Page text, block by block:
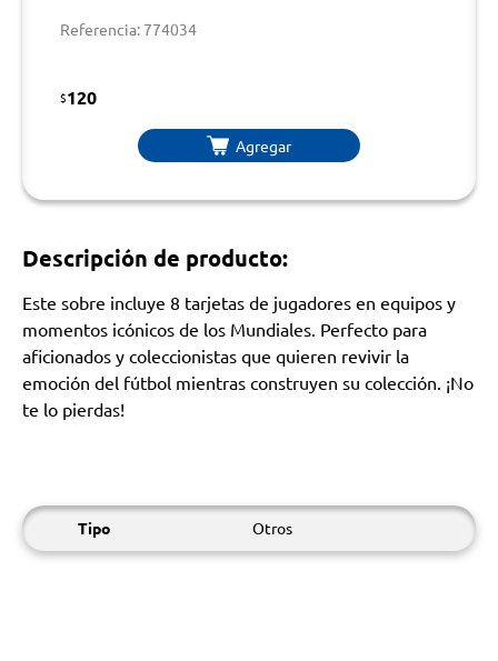
Referencia: 774034
$120
Agregar
Descripción de producto:
Este sobre incluye 8 tarjetas de jugadores en equipos y
momentos icónicos de los Mundiales. Perfecto para
aficionados y coleccionistas que quieren revivir la
emoción del fútbol mientras construyen su colección. ¡No
te lo pierdas!
Tipo Otros